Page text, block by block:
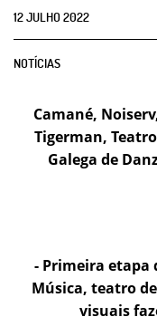
12JULHO2022
NOTÍCIAS
Camané,
Tigerman,
Galega de
- Primeira etapa
Música, teatro
visuais